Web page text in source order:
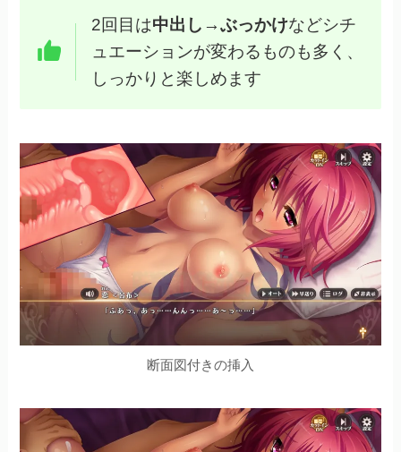
2回目は中出し→ぶっかけなどシチ
ュエーションが変わるものも多く、
しっかりと楽しめます
断面図付きの挿入